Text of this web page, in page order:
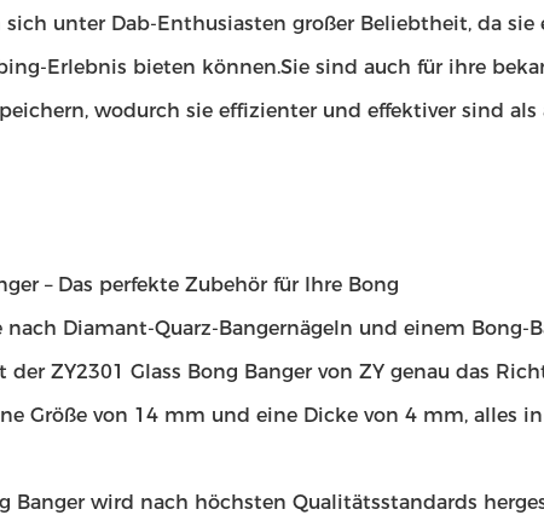
sich unter Dab-Enthusiasten großer Beliebtheit, da sie
Erlebnis bieten können.Sie sind auch für ihre
wodurch sie effizienter und effektiver sind als
– Das perfekte Zubehör für Ihre Bong
nach Diamant-Quarz-Bangernägeln und einem Bong-
der ZY2301 Glass Bong Banger von ZY genau das
Größe von 14 mm und eine Dicke von 4 mm, alles
Banger wird nach höchsten Qualitätsstandards